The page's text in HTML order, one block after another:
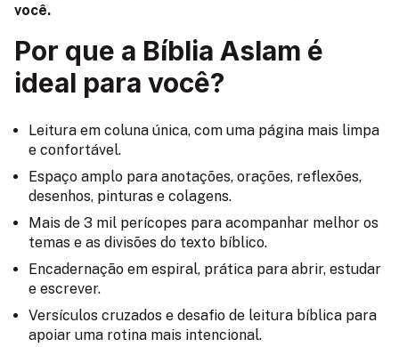
você.
Por que a Bíblia Aslam é
ideal para você?
Leitura em coluna única, com uma página mais limpa
e confortável.
Espaço amplo para anotações, orações, reflexões,
desenhos, pinturas e colagens.
Mais de 3 mil perícopes para acompanhar melhor os
temas e as divisões do texto bíblico.
Encadernação em espiral, prática para abrir, estudar
e escrever.
Versículos cruzados e desafio de leitura bíblica para
apoiar uma rotina mais intencional.